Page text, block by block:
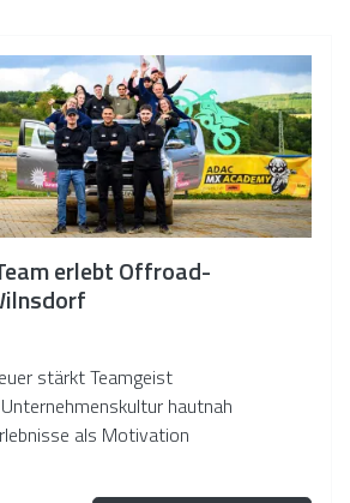
erlebt Offroad-
stärkt Teamgeist
hautnah
als Motivation